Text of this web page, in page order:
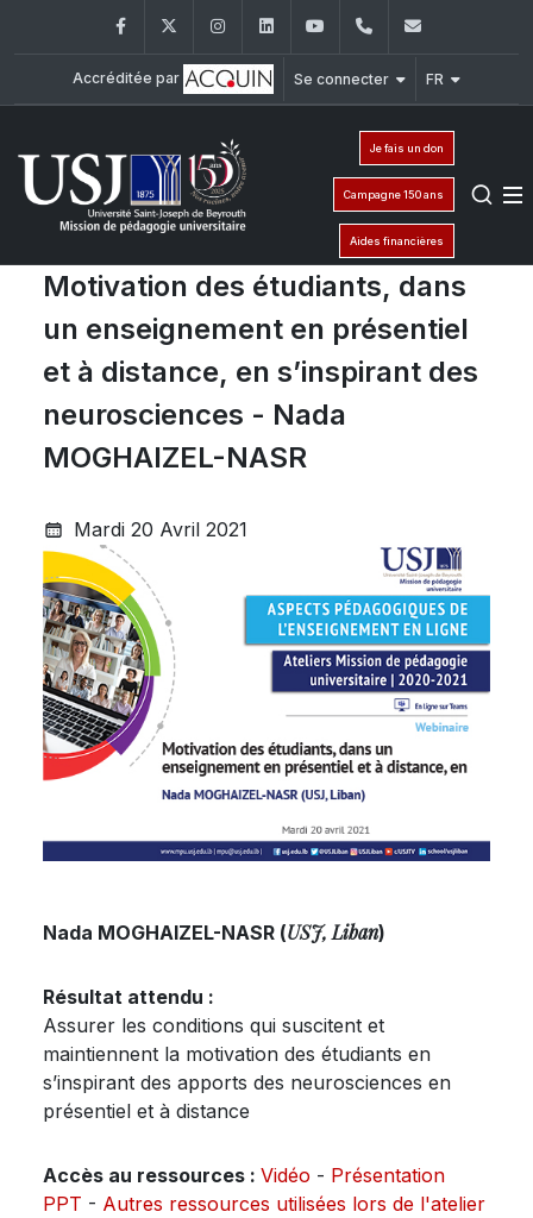
FacebookTwitter InstagramLinkedInYouTube+961 (1) 421 000
Accréditée par Se connecter FR
Je fais un don
Campagne 150 ans
Aides financières
Motivation des étudiants, dans
un enseignement en présentiel
et à distance, en s’inspirant des
neurosciences - Nada
MOGHAIZEL-NASR
Mardi 20 Avril 2021
Nada MOGHAIZEL-NASR (USJ, Liban)
Résultat attendu :
Assurer les conditions qui suscitent et
maintiennent la motivation des étudiants en
s’inspirant des apports des neurosciences en
présentiel et à distance
Accès au ressources : Vidéo - Présentation
PPT - Autres ressources utilisées lors de l'atelier